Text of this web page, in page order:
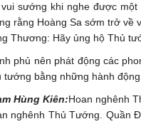
sướng khi nghe được
rằng Hoàng Sa sớm trở về
Thương: Hãy ủng hộ Thủ
phủ nên phát động các
tướng bằng những hành
Hùng Kiên:Hoan nghênh
nghênh Thủ Tướng. Quần